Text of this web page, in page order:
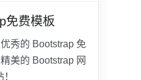
免费模板
秀的 Bootstrap 免
美的 Bootstrap 网
！